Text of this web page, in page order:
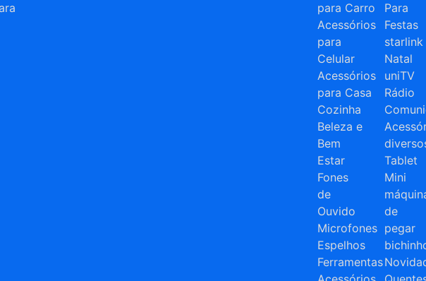
para Carro
Acessórios
para
Celular
Acessórios
para Casa
Cozinha
Beleza e
Bem
Estar
Fones
de
Ouvido
Microfones
Espelhos
Ferramentas
Para
Festas
starlink
Natal
uniTV
Rádio
Tablet
Mini
de
pegar